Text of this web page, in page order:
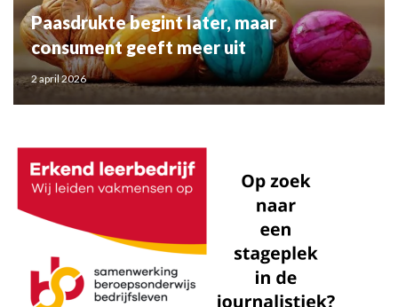
Paasdrukte begint later, maar
consument geeft meer uit
2 april 2026